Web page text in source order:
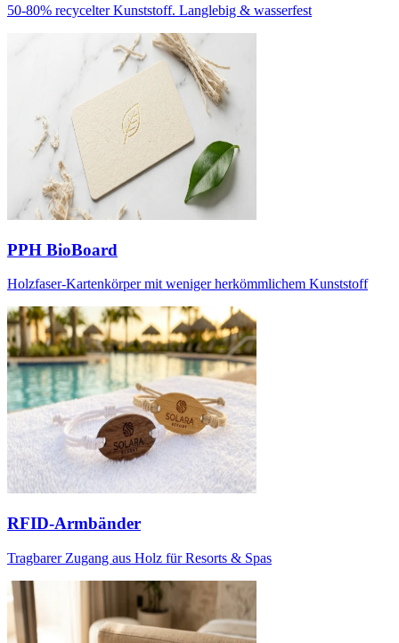
50-80% recycelter Kunststoff. Langlebig & wasserfest
PPH BioBoard
Holzfaser-Kartenkörper mit weniger herkömmlichem Kunststoff
RFID-Armbänder
Tragbarer Zugang aus Holz für Resorts & Spas